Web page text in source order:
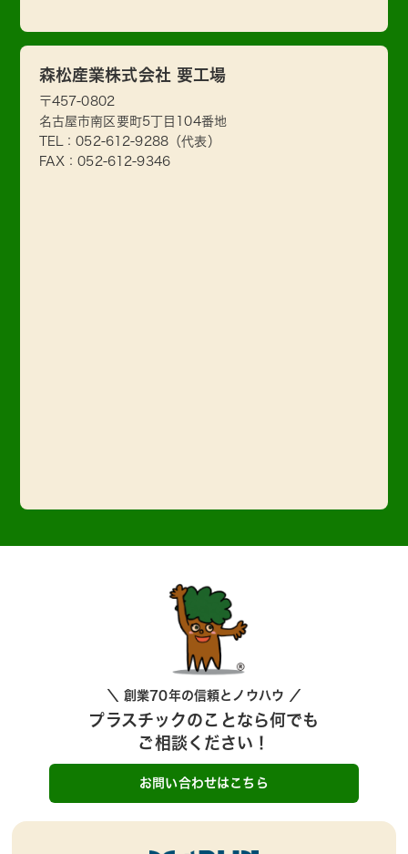
森松産業株式会社 要工場
〒457-0802
名古屋市南区要町5丁目104番地
TEL：052-612-9288 （代表）
FAX：052-612-9346
＼ 創業70年の信頼とノウハウ ／
プラスチックのことなら何でも
ご相談ください！
お問い合わせはこちら